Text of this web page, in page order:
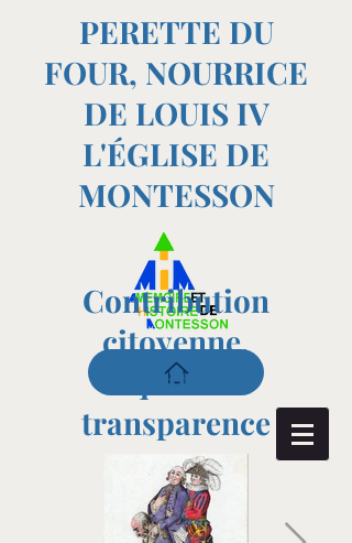
PERETTE DU
FOUR, NOURRICE
DE LOUIS IV
L'ÉGLISE DE
MONTESSON
Contribution
citoyenne,
équité et
transparence